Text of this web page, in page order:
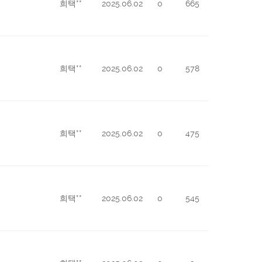
희택** 2025.06.02 0 665
희택** 2025.06.02 0 578
희택** 2025.06.02 0 475
희택** 2025.06.02 0 545